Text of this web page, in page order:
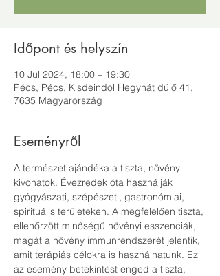
Időpont és helyszín
10 Jul 2024, 18:00 – 19:30
Pécs, Pécs, Kisdeindol Hegyhát dűlő 41,
7635 Magyarország
Eseményről
A természet ajándéka a tiszta, növényi
kivonatok. Évezredek óta használják
gyógyászati, szépészeti, gastronómiai,
spirituális területeken. A megfelelően tiszta,
ellenőrzött minőségű növényi esszenciák,
magát a növény immunrendszerét jelentik,
amit terápiás célokra is használhatunk. Ez
az esemény betekintést enged a tiszta,